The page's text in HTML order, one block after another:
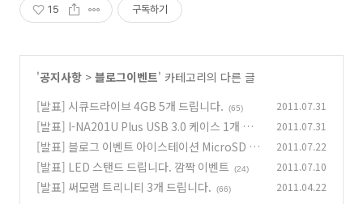
15 구독하기
'공지사항 > 블로그이벤트' 카테고리의 다른 글
[발표] 시큐드라이브 4GB 5개 드립니다.
(65) 2011.07.31
[발표] I-NA201U Plus USB 3.0 케이스 1개 드
립니다
(17)
2011.07.31
[발표] 블로그 이벤트 아이스테이션 MicroSD S
HDC 16GB 5개 드려요
(69)
2011.07.22
[발표] LED 스탠드 드립니다. 깜짝 이벤트 (24) 2011.07.10
[발표] 써모랩 트리니티 3개 드립니다. (66) 2011.04.22